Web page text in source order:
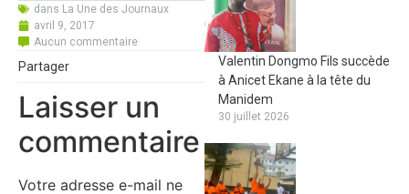
dans La Une des Journaux
avril 9, 2017
Aucun commentaire
Partager
Laisser un
commentaire
Votre adresse e-mail ne
Valentin Dongmo Fils succède
à Anicet Ekane à la tête du
Manidem
30 juillet 2026